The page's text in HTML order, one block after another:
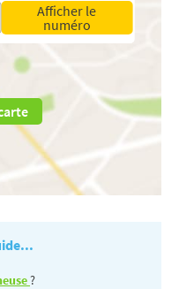
Afficher le
numéro
?